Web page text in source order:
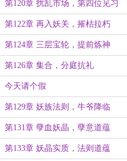
第120章 扰乱市场，第四位见习
（4k）
第122章 再入妖关，摧枯拉朽
第124章 三层宝轮，提前炼神
第126章 集合，分庭抗礼
今天请个假
第129章 妖族法则，牛爷降临
第131章 孽血妖晶，孽意道蕴
第133章 妖晶实质，法则道蕴